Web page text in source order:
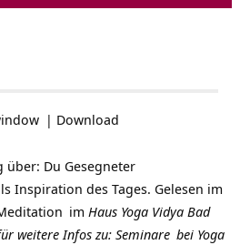
| Download
über: Du Gesegneter
Inspiration des Tages. Gelesen im
im Haus Yoga Vidya Bad
weitere Infos zu: Seminare bei Yoga